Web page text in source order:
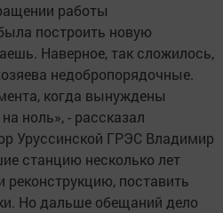
работы
построить новую
Наверное, так сложилось,
недобропорядочные.
когда вынуждены
ноль», - рассказал
Уруссинской ГРЭС Владимир
станцию несколько лет
реконструкцию, поставить
Но дальше обещаний дело